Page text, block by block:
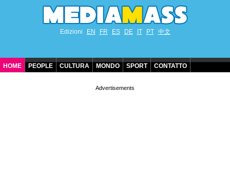
Edizioni EN FR ES DE IT PT 中文
HOME PEOPLE CULTURA MONDO SPORT CONTATTO